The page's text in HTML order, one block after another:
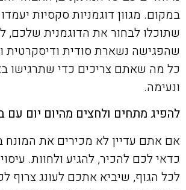
במקום. מגוון דוגמניות סקסיות
שתוכלו לבחור את הדוגמנית שלכם,
שהפגישה נשארת סודית
כל מה שאתם צריכים כדי שתרגישו
ונעימה.
להפיג מתחים ולחצים מהיום יום עם
אם אתם עדיין לא מכירים את המונח
כדאי לכם להכיר, להגיע ולחוות.
לכל הגוף, שיביא אתכם לעונג צרוף